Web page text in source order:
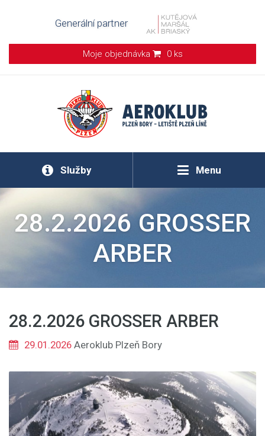
Generální partner
Moje objednávka 0 ks
Menu
Služby
28.2.2026 GROSSER
ARBER
28.2.2026 GROSSER ARBER
29.01.2026 Aeroklub Plzeň Bory